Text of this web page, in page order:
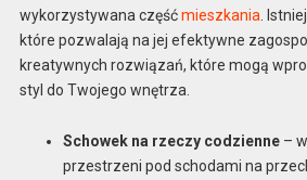
wykorzystywana częśćmieszkania .
które pozwalają na jej efektywne
kreatywnych rozwiązań, które mogą
styl do Twojego wnętrza.
Schowek na rzeczy codzienne–
przestrzeni pod schodami na